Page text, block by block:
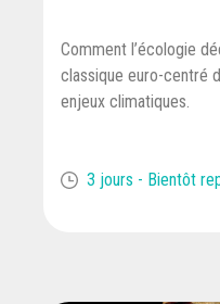
Comment l’écologie
classique euro-centré
enjeux climatiques.
3 jours - Bientôt